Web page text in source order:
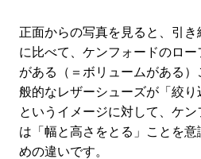
正面からの写真を見ると、引
に比べて、ケンフォードのロ
がある（＝ボリュームがある）
般的なレザーシューズが「絞り
というイメージに対して、ケ
は「幅と高さをとる」ことを
めの違いです。